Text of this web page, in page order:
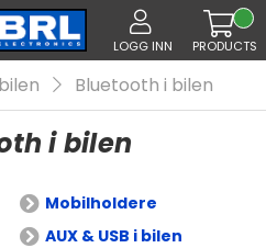
LOGG INN PRODUCTS
Bluetooth i bilen
i bilen
Mobilholdere
AUX & USB i bilen